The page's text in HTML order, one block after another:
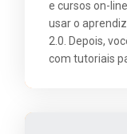
e cursos on-
usar o
2.0. Depois,
com tutoriais